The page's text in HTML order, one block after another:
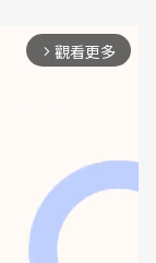
arrow_forward_ios 觀看更多